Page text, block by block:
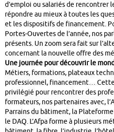
d’emploi ou salariés de rencontrer
répondre au mieux à toutes les
et les dispositifs de financement.
Portes-Ouvertes de l’année, nos
présents. Un zoom sera fait sur
concernant la nouvelle offre des
Une journée pour découvrir le
Métiers, formations, plateaux
professionnel, financement…
privilégié pour rencontrer des
formateurs, nos partenaires avec,
Parrains du bâtiment, la
le DAQ. L’Afpa forme à plusieurs